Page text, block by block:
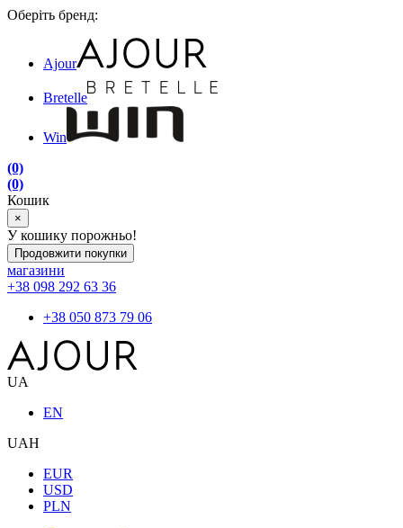
Оберіть бренд:
Ajour
Bretelle
Win
(0)
(0)
Кошик
×
У кошику порожньо!
Продовжити покупки
магазини
+38 098 292 63 36
+38 050 873 79 06
UA
EN
UAH
EUR
USD
PLN